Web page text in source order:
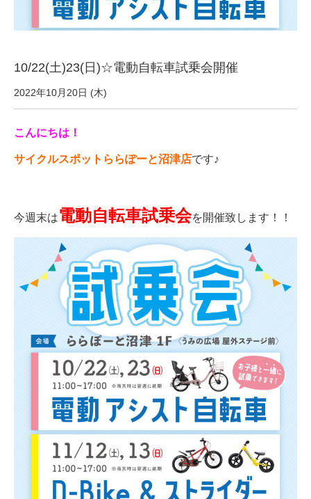
盗難保証
オリジナル自転車
PB全車種カタログ
コンテンツ
店舗ブログ
イベント
10/22(土)23(日)☆電動自転車試乗会開催
2022年10月20日 (木)
こんにちは！
サイクルスポットららぽーと沼津店です♪
今週末は電動自転車試乗会を開催致します！！